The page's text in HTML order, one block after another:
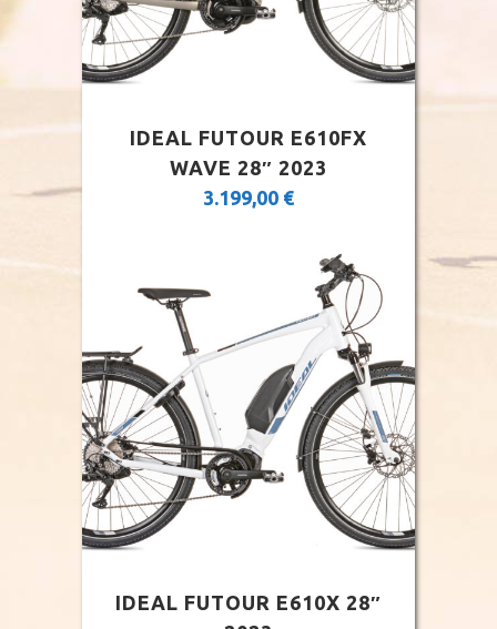
IDEAL FUTOUR E610FX
WAVE 28″ 2023
3.199,00 €
IDEAL FUTOUR E610X 28″